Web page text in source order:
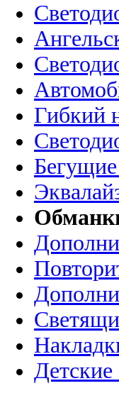
Гибкий
Детские